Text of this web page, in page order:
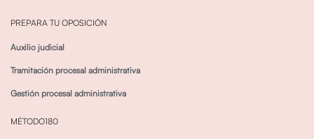
PREPARA TU OPOSICIÓN
Auxilio judicial
Tramitación procesal administrativa
Gestión procesal administrativa
MÉTODO180